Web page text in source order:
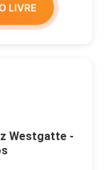
LIVRE
Westgatte -